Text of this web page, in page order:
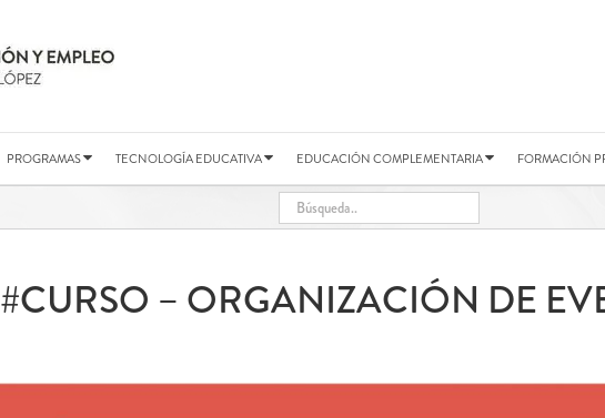
PROGRAMAS TECNOLOGÍA EDUCATIVA EDUCACIÓN COMPLEMENTARIA FORMACIÓN
#CURSO – ORGANIZACIÓN DE